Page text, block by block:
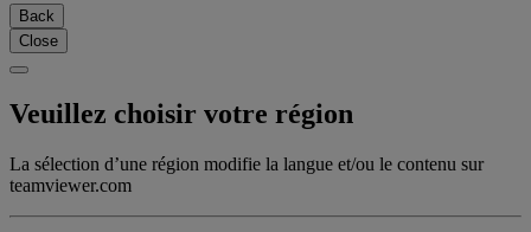
Back
Close
Veuillez choisir votre région
La sélection d’une région modifie la langue et/ou le contenu sur
teamviewer.com